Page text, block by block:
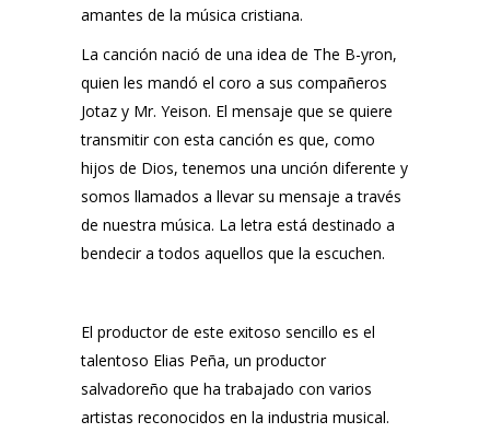
amantes de la música cristiana.
La canción nació de una idea de The B-yron,
quien les mandó el coro a sus compañeros
Jotaz y Mr. Yeison. El mensaje que se quiere
transmitir con esta canción es que, como
hijos de Dios, tenemos una unción diferente y
somos llamados a llevar su mensaje a través
de nuestra música. La letra está destinado a
bendecir a todos aquellos que la escuchen.
El productor de este exitoso sencillo es el
talentoso Elias Peña, un productor
salvadoreño que ha trabajado con varios
artistas reconocidos en la industria musical.